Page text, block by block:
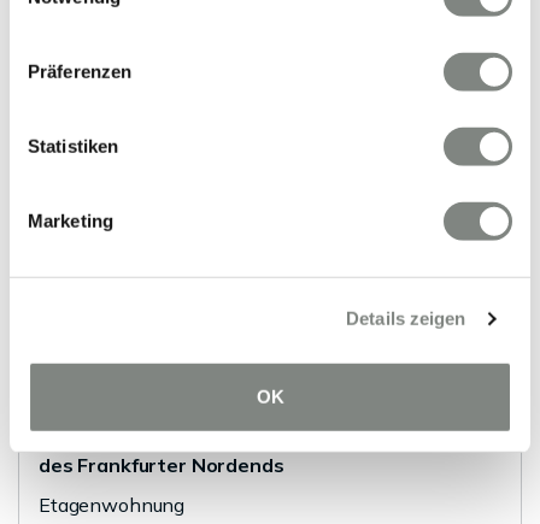
Präferenzen
Statistiken
Marketing
Details zeigen
OK
Mitten im Leben - urbanes Wohnen im Herzen
des Frankfurter Nordends
Etagenwohnung